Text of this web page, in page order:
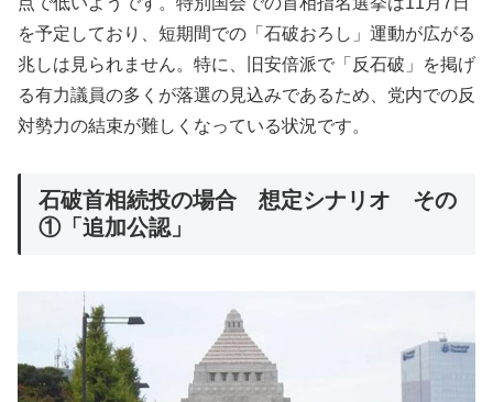
を予定しており、短期間での「石破おろし」運動が広がる
兆しは見られません。特に、旧安倍派で「反石破」を掲げ
る有力議員の多くが落選の見込みであるため、党内での反
対勢力の結束が難しくなっている状況です。
石破首相続投の場合 想定シナリオ その
①「追加公認」